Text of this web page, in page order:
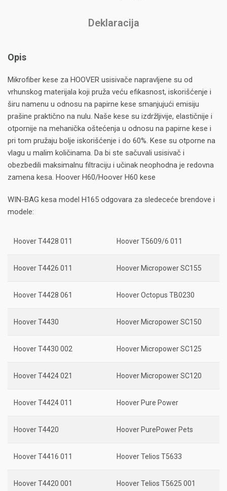
Deklaracija
Opis
Mikrofiber kese za HOOVER usisivače napravljene su od
vrhunskog materijala koji pruža veću efikasnost, iskorišćenje i
širu namenu u odnosu na papirne kese smanjujući emisiju
prašine praktično na nulu. Naše kese su izdržljivije, elastičnije i
otpornije na mehanička oštećenja u odnosu na papirne kese i
pri tom pružaju bolje iskorišćenje i do 60%. Kese su otporne na
vlagu u malim količinama. Da bi ste sačuvali usisivač i
obezbedili maksimalnu filtraciju i učinak neophodna je redovna
zamena kesa. Hoover H60/Hoover H60 kese
WIN-BAG kesa model H165 odgovara za sledeceće brendove i
modele:
Hoover T4428 011 Hoover T5609/6 011
Hoover T4426 011 Hoover Micropower SC155
Hoover T4428 061 Hoover Octopus TB0230
Hoover T4430 Hoover Micropower SC150
Hoover T4430 002 Hoover Micropower SC125
Hoover T4424 021 Hoover Micropower SC120
Hoover T4424 011 Hoover Pure Power
Hoover T4420 Hoover PurePower Pets
Hoover T4416 011 Hoover Telios T5633
Hoover T4420 001 Hoover Telios T5625 001